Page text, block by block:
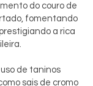
do couro de
fomentando
a rica
de taninos
sais de cromo